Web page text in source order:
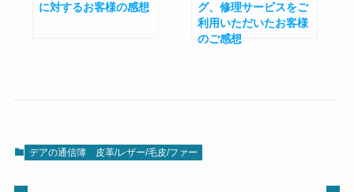
に対するお客様の感想
グ、修理サービスをご
利用いただいたお客様
のご感想
デアの通信簿 皮革/レザー/毛皮/ファー